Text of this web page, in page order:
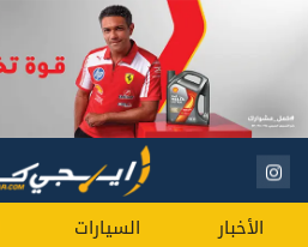
الأخبار السيارات